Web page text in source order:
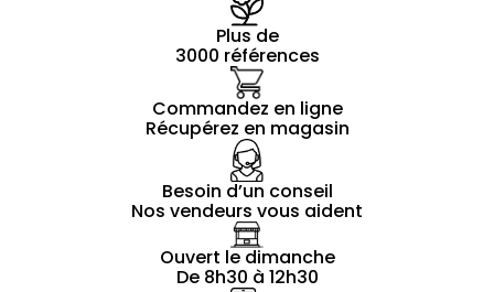
Plus de
3000 références
Commandez en ligne
Récupérez en magasin
Besoin d’un conseil
Nos vendeurs vous aident
Ouvert le dimanche
De 8h30 à 12h30